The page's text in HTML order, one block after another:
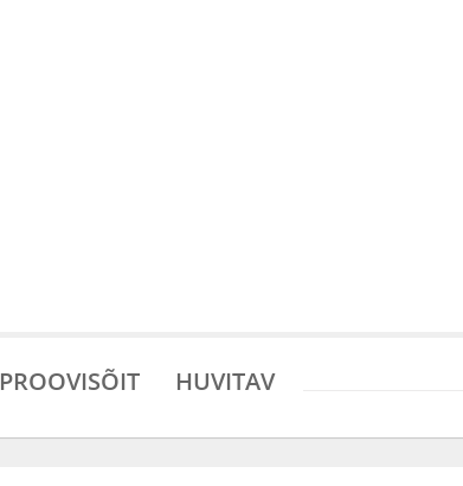
PROOVISÕIT HUVITAV